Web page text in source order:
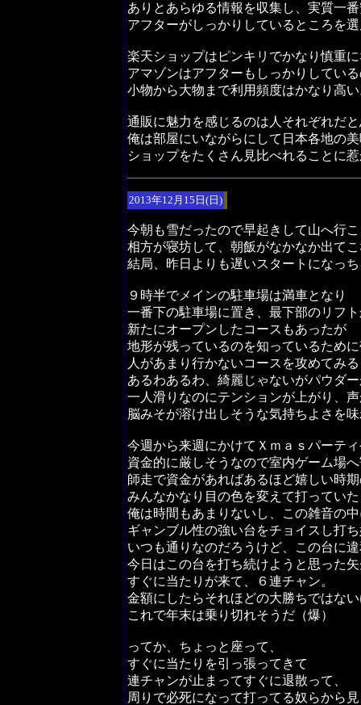
ありとあらゆる情報を収集し、実質一
アフターがしっかりしているところを
楽天ショップはピンキリでかなり慎重
アマゾンはアフターもしっかりしてい
小物から大物まで利用頻度はかなり高
通販に魅力を感じるのは人それぞれだ
俺は部屋にいながらにして日本各地の
ショップをたくさん見比べれることに
2013年12月15日(日)
今朝も雪だったので早起きして山へ行
相方が寝坊して、朝飯がなかなか出て
結局、昨日よりも遅いスタートになっ
９時半でメインの駐車場は満車となり
一番下の駐車場に置き、最下部のリフ
新たにオープンしたコースもあったが
地形が残っているのを知っているため
人があまり行かないコースを攻めてみ
あるわあるわ、綺麗じゃないがパウダ
一人滑りなのにテンションが上がり、
脳みそが溶け出しそうな気持ちよさを
今週から来週にかけてＸｍａｓパーテ
資金的に厳しそうなので室内ゲーム場
師走で資金があればあるほど嬉しい時
みんなかなり目の色を変えて打ってい
俺は時間もあまりないし、この雑音の
ギャンブル性の強い台をチョイスし打
いつも通りなのだろうけど、この台に
今日はこの台を打ち続けようと思った
すぐに当たりが来て、６連チャン。
金額にしたらそれほどの大勝ちではな
これで年末は乗り切れそうだ（爆）
ってか、ちょっと座って、
すぐに当たりを引っ張ってきて
連チャンが止まってすぐに退散って、
周りで必死になって打ってる奴らから